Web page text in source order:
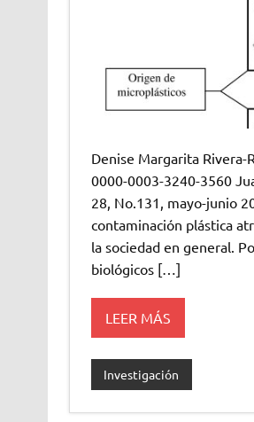
Denise Margarita Rivera-
0000-0003-3240-3560
28, No.131, mayo-junio
contaminación plástica
la sociedad en general.
biológicos […]
LEER MÁS
Investigación